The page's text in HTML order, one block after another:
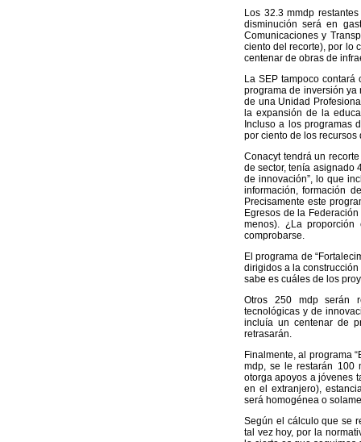
Los 32.3 mmdp
disminución será en
Comunicaciones y
ciento del recorte), por lo
centenar de obras de
La SEP tampoco
programa de inversión ya
de una Unidad
la expansión de la
Incluso a los programas
por ciento de los
Conacyt tendrá un
de sector, tenía asignado
de innovación”, lo que
información, formación
Precisamente este
Egresos de la
menos). ¿La
comprobarse.
El programa de
dirigidos a la
sabe es cuáles de los
Otros 250 mdp serán
tecnológicas y de
incluía un centenar de
retrasarán.
Finalmente, al programa
mdp, se le restarán 100
otorga apoyos a jóvenes
en el extranjero),
será homogénea o
Según el cálculo que se
tal vez hoy, por la